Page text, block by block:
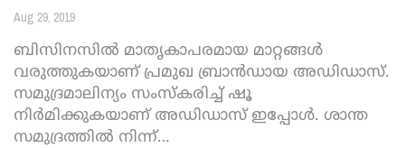
Aug 29, 2019
ബിസിനസില്‍ മാതൃകാപരമായ മാറ്റങ്ങള്‍
വരുത്തുകയാണ് പ്രമുഖ ബ്രാന്‍ഡായ അഡിഡാസ്.
സമുദ്രമാലിന്യം സംസ്‌കരിച്ച് ഷൂ
നിര്‍മിക്കുകയാണ് അഡിഡാസ് ഇപ്പോള്‍. ശാന്ത
സമുദ്രത്തില്‍ നിന്ന്…